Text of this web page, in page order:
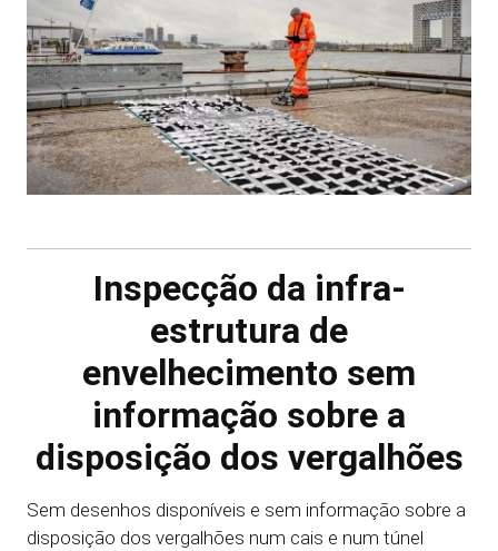
Inspecção da infra-
estrutura de
envelhecimento sem
informação sobre a
disposição dos vergalhões
Sem desenhos disponíveis e sem informação sobre a
disposição dos vergalhões num cais e num túnel